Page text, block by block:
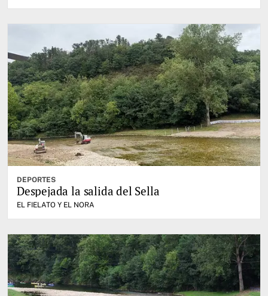
DEPORTES
Despejada la salida del Sella
EL FIELATO Y EL NORA